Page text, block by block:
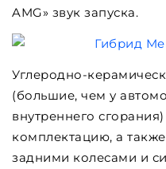
AMG» звук запуска.
Углеродно-
(большие, чем у
внутреннего
комплектацию, а
задними колесами и